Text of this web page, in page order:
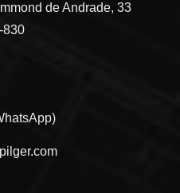
de Andrade, 33
830